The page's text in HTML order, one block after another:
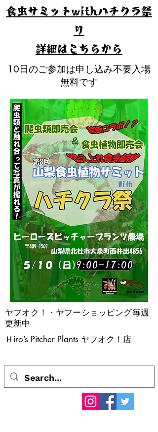
​Ｈiro’s Pitcher Plants ヤフオク！店
ヤフオク！・ヤフーショッピング毎週
更新中
10日のご参加は申し込み不要入場
無料です
食虫サミットwithハチクラ祭
り
​詳細はこちらから